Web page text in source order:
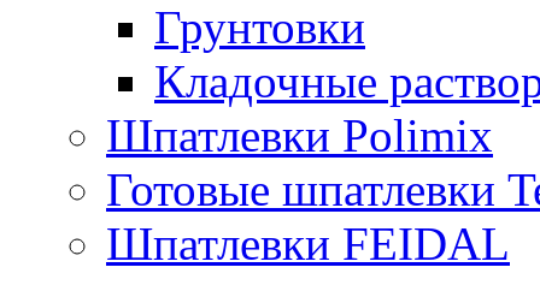
Грунтовки
Кладочные
Шпатлевки Polimix
Готовые шпатлевки
Шпатлевки FEIDAL